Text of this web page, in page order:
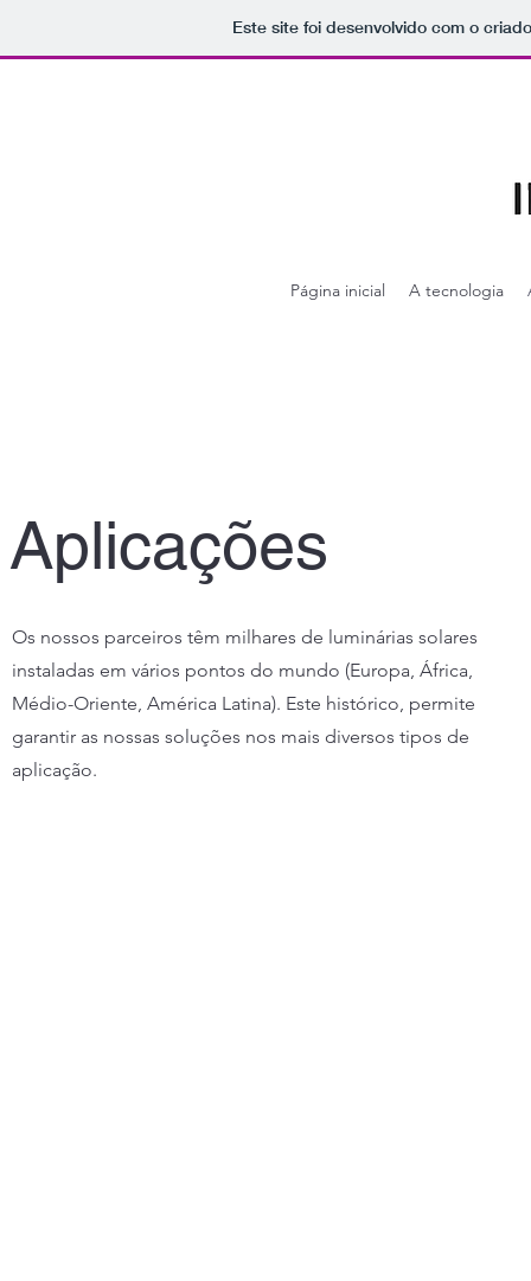
Este site foi desenvolvido com o
Página inicial A tecnologia
Aplicações
Os nossos parceiros têm milhares de luminárias solares
instaladas em vários pontos do mundo (Europa, África,
Médio-Oriente, América Latina). Este histórico, permite
garantir as nossas soluções nos mais diversos tipos de
aplicação.